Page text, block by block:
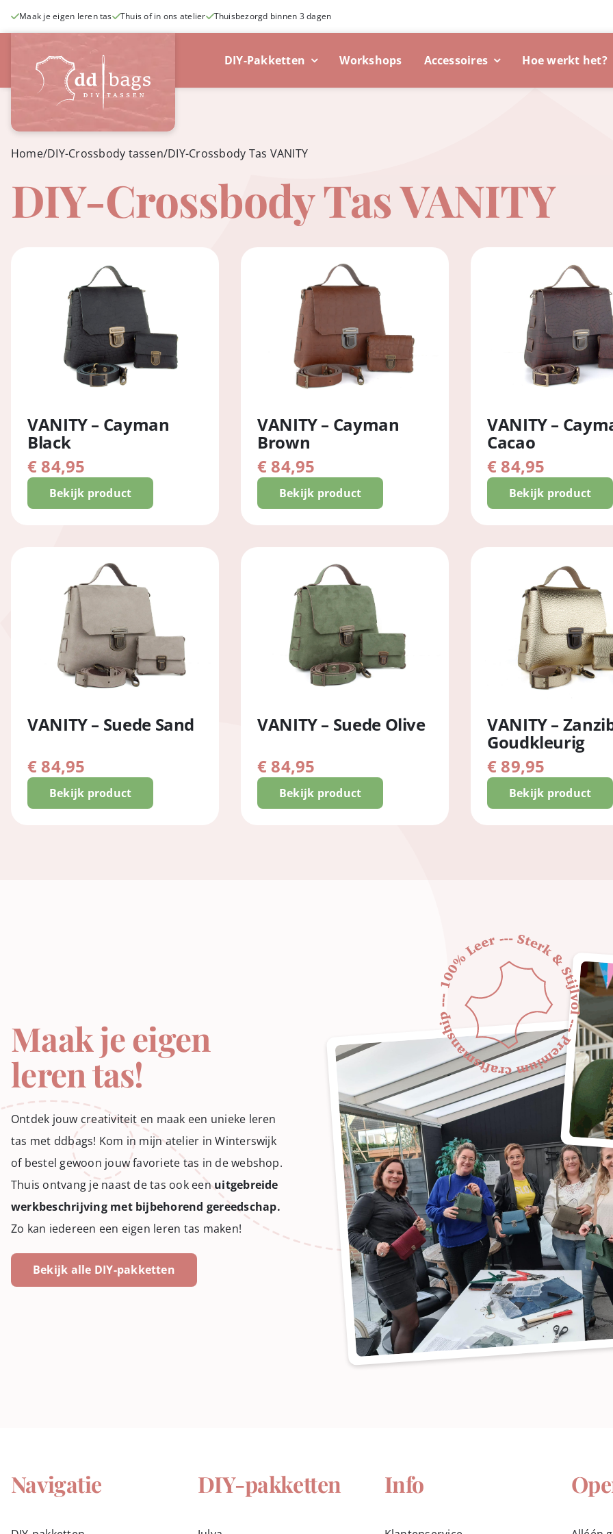
naar
Maak je eigen leren tas Thuis of in ons atelier Thuisbezorgd binnen 3 dagen
DIY-Pakketten Workshops Accessoires Hoe werkt het?
Home/DIY-Crossbody tassen/DIY-Crossbody Tas VANITY
DIY-Crossbody Tas VANITY
VANITY – Cayman
Black
Bekijk product
€ 84,95
VANITY – Cayman
Brown
Bekijk product
€ 84,95
VANITY –
Cacao
Bekijk product
€ 84,95
VANITY – Suede Sand
Bekijk product
€ 84,95
VANITY – Suede Olive
Bekijk product
€ 84,95
VANITY –
Goudkleurig
Bekijk product
€ 89,95
Maak je eigen
leren tas!
Ontdek jouw creativiteit en maak een unieke leren
tas met ddbags! Kom in mijn atelier in Winterswijk
of bestel gewoon jouw favoriete tas in de webshop.
Thuis ontvang je naast de tas ook eenuitgebreide
werkbeschrijving met bijbehorend gereedschap.
Zo kan iedereen een eigen leren tas maken!
Bekijk alle DIY-pakketten
Navigatie DIY-pakketten Info